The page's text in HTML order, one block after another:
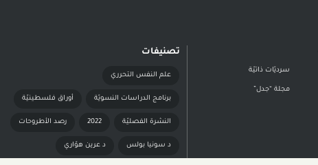
سرديّات ذاتيّة
مجلة “جدل”
تصنيفات
علم النفس التحرري
برنامج الدراسات النسويّة أوراق فلسطينيّة
النشرة الفصليّة 2022 رصد الأطروحات
د سونيا بولس د عرين هوّاري